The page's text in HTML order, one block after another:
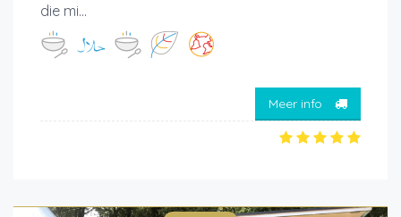
die mi...
Meer info